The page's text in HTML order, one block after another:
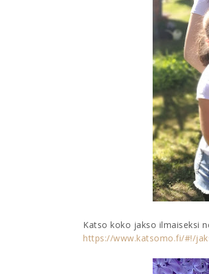
Katso koko jakso ilmaiseksi
https://www.katsomo.fi/#!/